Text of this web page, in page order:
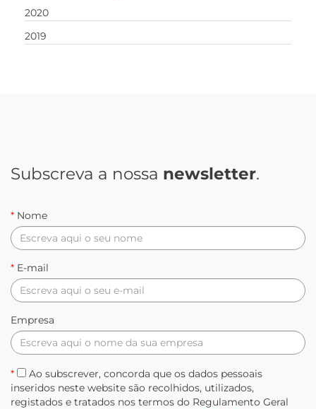
2020
2019
Subscreva a nossa newsletter.
* Nome
* E-mail
Empresa
*
Ao subscrever, concorda que os dados pessoais
inseridos neste website são recolhidos, utilizados,
registados e tratados nos termos do Regulamento Geral